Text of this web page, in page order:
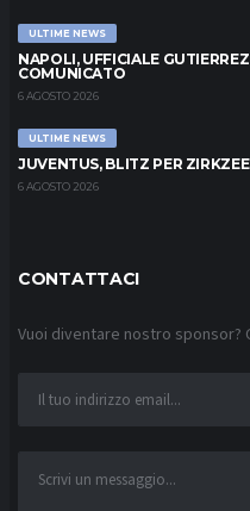
ULTIME NEWS
NAPOLI, UFFICIALE
COMUNICATO
6 AGOSTO 2026
ULTIME NEWS
JUVENTUS, BLITZ PER
6 AGOSTO 2026
CONTATTACI
Vuoi diventare nostro sponsor?